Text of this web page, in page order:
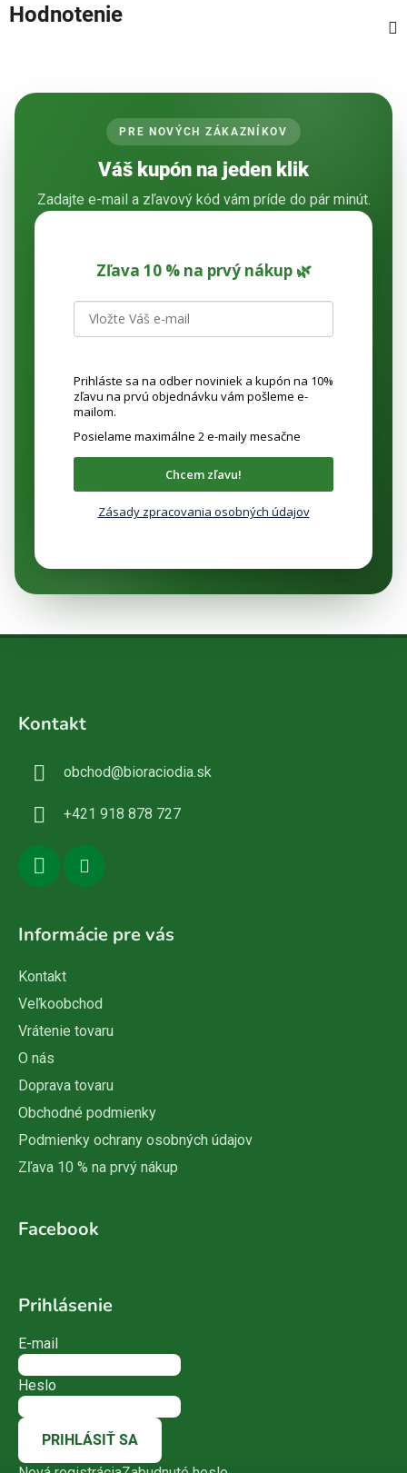
Hodnotenie
PRE NOVÝCH ZÁKAZNÍKOV
Váš kupón na jeden klik
Zadajte e-mail a zľavový kód vám príde do pár minút.
Zľava 10 % na prvý nákup 🌿
Prihláste sa na odber noviniek a kupón na 10%
zľavu na prvú objednávku vám pošleme e-
mailom.
Posielame maximálne 2 e-maily mesačne
Chcem zľavu!
Zásady zpracovania osobných údajov
Kontakt
obchod@bioraciodia.sk
+421 918 878 727
Informácie pre vás
Kontakt
Veľkoobchod
Vrátenie tovaru
O nás
Doprava tovaru
Obchodné podmienky
Podmienky ochrany osobných údajov
Zľava 10 % na prvý nákup
Facebook
Prihlásenie
E-mail
Heslo
PRIHLÁSIŤ SA